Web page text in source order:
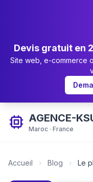
Devis gratuit en
Site web, e-commerce
AGENCE-
Maroc · France
Accueil › Blog › Le